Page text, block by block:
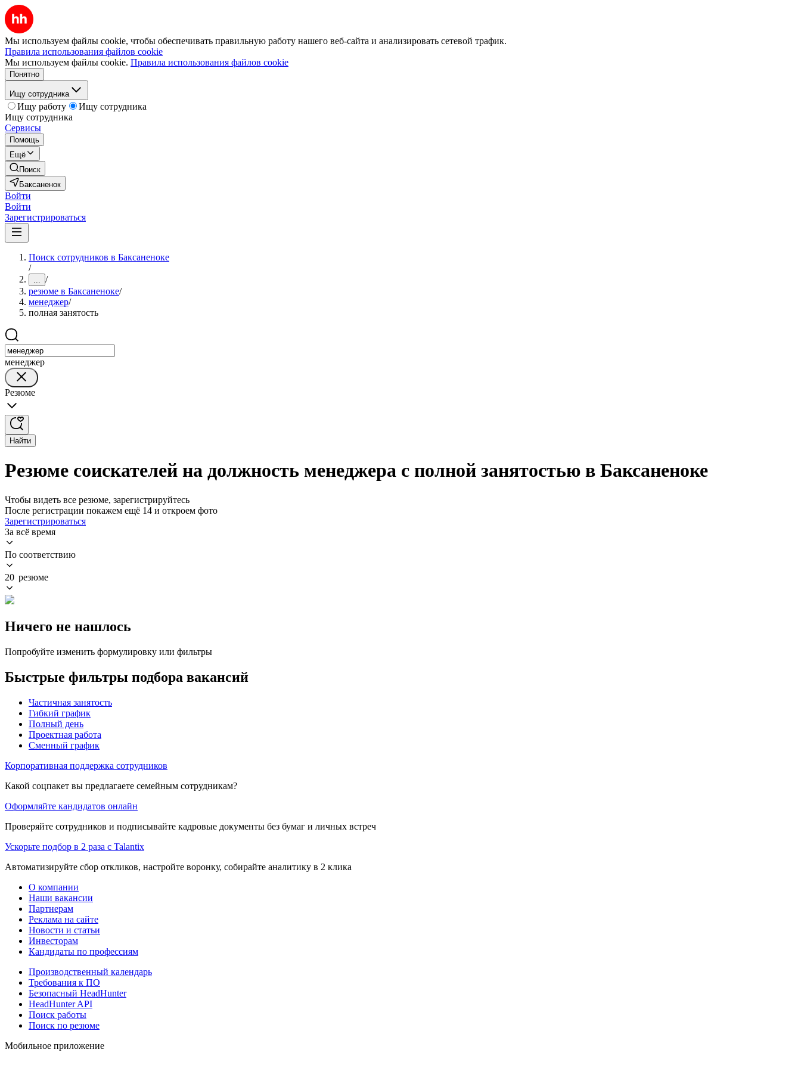
Мы используем файлы cookie, чтобы обеспечивать правильную работу нашего веб-сайта и анализировать сетевой трафик.
Правила использования файлов cookie
Мы используем файлы cookie. Правила использования файлов cookie
Понятно
Ищу сотрудника
Ищу работу
Ищу сотрудника
Ищу сотрудника
Сервисы
Помощь
Ещё
Поиск
Баксаненок
Войти
Войти
Зарегистрироваться
Поиск сотрудников в Баксаненоке
/
... /
резюме в Баксаненоке/
менеджер/
полная занятость
менеджер
Резюме
Найти
Резюме соискателей на должность менеджера с полной занятостью в Баксаненоке
Чтобы видеть все резюме, зарегистрируйтесь
После регистрации покажем ещё 14 и откроем фото
Зарегистрироваться
За всё время
По соответствию
20 резюме
Ничего не нашлось
Попробуйте изменить формулировку или фильтры
Быстрые фильтры подбора вакансий
Частичная занятость
Гибкий график
Полный день
Проектная работа
Сменный график
Корпоративная поддержка сотрудников
Какой соцпакет вы предлагаете семейным сотрудникам?
Оформляйте кандидатов онлайн
Проверяйте сотрудников и подписывайте кадровые документы без бумаг и личных встреч
Ускорьте подбор в 2 раза с Talantix
Автоматизируйте сбор откликов, настройте воронку, собирайте аналитику в 2 клика
О компании
Наши вакансии
Партнерам
Реклама на сайте
Новости и статьи
Инвесторам
Кандидаты по профессиям
Производственный календарь
Требования к ПО
Безопасный HeadHunter
HeadHunter API
Поиск работы
Поиск по резюме
Мобильное приложение